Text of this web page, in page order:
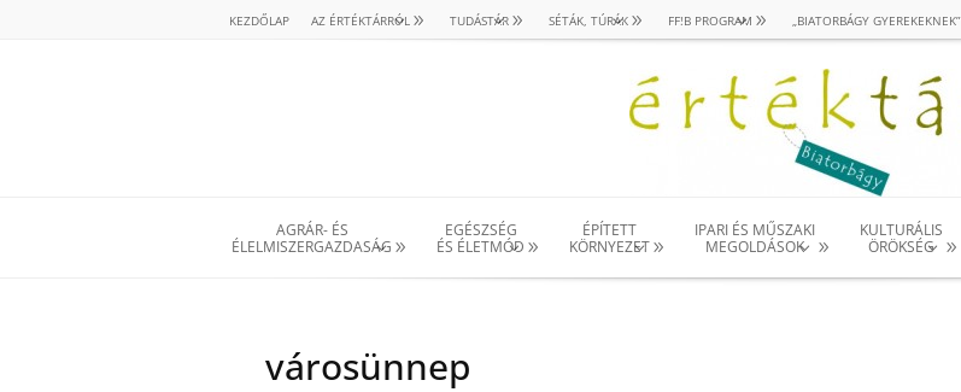
KEZDŐLAP AZ ÉRTÉKTÁRRÓL TUDÁSTÁR SÉTÁK, TÚRÁK FF!B PROGRAM „BIATORBÁGY GYEREKEKNEK”
AGRÁR- ÉS
ÉLELMISZERGAZDASÁG
EGÉSZSÉG
ÉS ÉLETMÓD
ÉPÍTETT
KÖRNYEZET
IPARI ÉS MŰSZAKI
MEGOLDÁSOK
KULTURÁLIS
ÖRÖKSÉG
városünnep